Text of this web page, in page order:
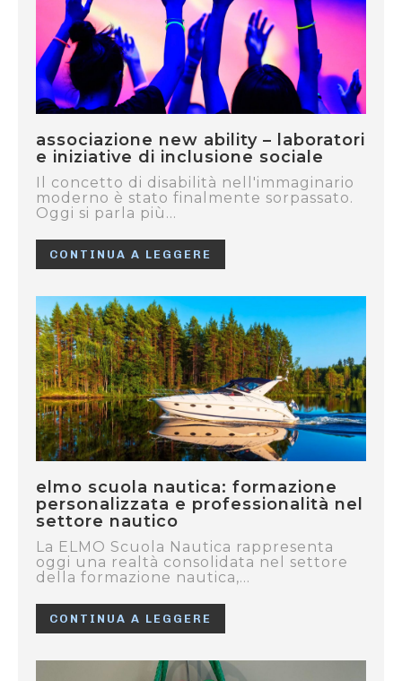
associazione new ability – laboratori
e iniziative di inclusione sociale
Il concetto di disabilità nell'immaginario
moderno è stato finalmente sorpassato.
Oggi si parla più...
CONTINUA A LEGGERE
elmo scuola nautica: formazione
personalizzata e professionalità nel
settore nautico
La ELMO Scuola Nautica rappresenta
oggi una realtà consolidata nel settore
della formazione nautica,...
CONTINUA A LEGGERE